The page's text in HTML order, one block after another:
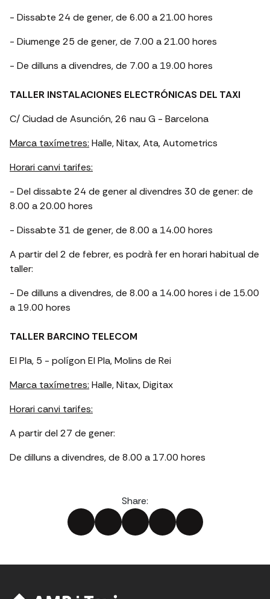
- Dissabte 24 de gener, de 6.00 a 21.00 hores
- Diumenge 25 de gener, de 7.00 a 21.00 hores
- De dilluns a divendres, de 7.00 a 19.00 hores
TALLER INSTALACIONES ELECTRÓNICAS DEL TAXI
C/ Ciudad de Asunción, 26 nau G - Barcelona
Marca taxímetres: Halle, Nitax, Ata, Autometrics
Horari canvi tarifes:
- Del dissabte 24 de gener al divendres 30 de gener: de
8.00 a 20.00 hores
- Dissabte 31 de gener, de 8.00 a 14.00 hores
A partir del 2 de febrer, es podrà fer en horari habitual de
taller:
- De dilluns a divendres, de 8.00 a 14.00 hores i de 15.00
a 19.00 hores
TALLER BARCINO TELECOM
El Pla, 5 - polígon El Pla, Molins de Rei
Marca taxímetres: Halle, Nitax, Digitax
Horari canvi tarifes:
A partir del 27 de gener:
De dilluns a divendres, de 8.00 a 17.00 hores
Share: